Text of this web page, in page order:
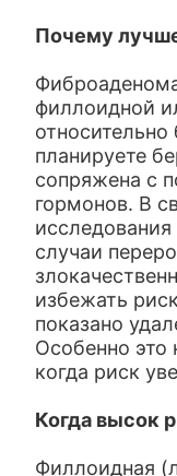
Почему
филлоидной
планируете
сопряжена с
гормонов. В
случаи
избежать
показано
Особенно это
когда риск
Когда высок
Филлоидная